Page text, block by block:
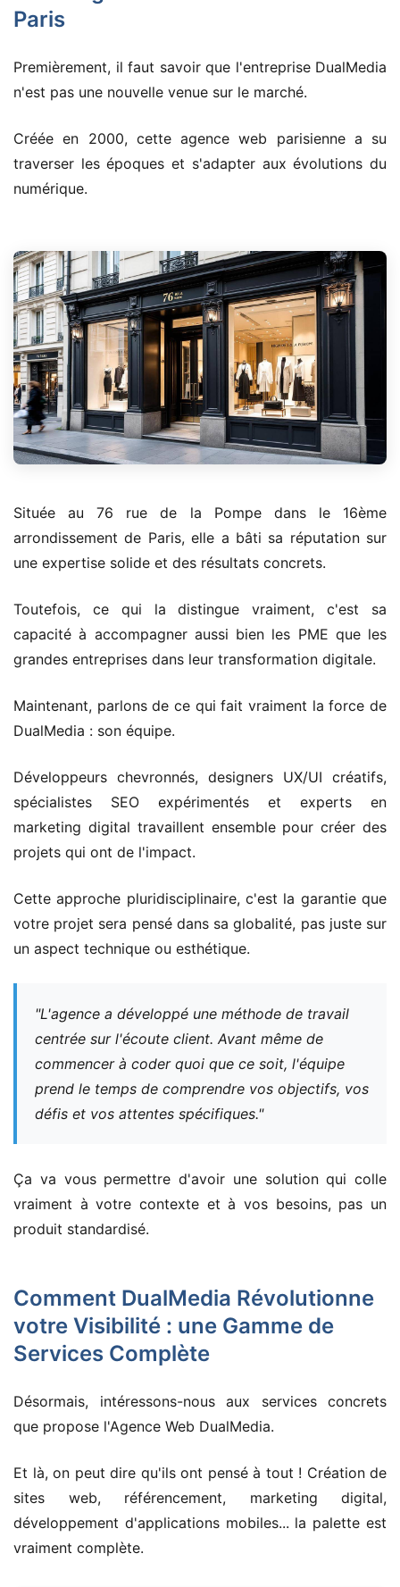
Paris
Premièrement, il faut savoir que l'entreprise DualMedia
n'est pas une nouvelle venue sur le marché.
Créée en 2000, cette agence web parisienne a su
traverser les époques et s'adapter aux évolutions du
numérique.
Située au 76 rue de la Pompe dans le 16ème
arrondissement de Paris, elle a bâti sa réputation sur
une expertise solide et des résultats concrets.
Toutefois, ce qui la distingue vraiment, c'est sa
capacité à accompagner aussi bien les PME que les
grandes entreprises dans leur transformation digitale.
Maintenant, parlons de ce qui fait vraiment la force de
DualMedia : son équipe.
Développeurs chevronnés, designers UX/UI créatifs,
spécialistes SEO expérimentés et experts en
marketing digital travaillent ensemble pour créer des
projets qui ont de l'impact.
Cette approche pluridisciplinaire, c'est la garantie que
votre projet sera pensé dans sa globalité, pas juste sur
un aspect technique ou esthétique.
"L'agence a développé une méthode de travail
centrée sur l'écoute client. Avant même de
commencer à coder quoi que ce soit, l'équipe
prend le temps de comprendre vos objectifs, vos
défis et vos attentes spécifiques."
Ça va vous permettre d'avoir une solution qui colle
vraiment à votre contexte et à vos besoins, pas un
produit standardisé.
Comment DualMedia Révolutionne
votre Visibilité : une Gamme de
Services Complète
Désormais, intéressons-nous aux services concrets
que propose l'Agence Web DualMedia.
Et là, on peut dire qu'ils ont pensé à tout ! Création de
sites web, référencement, marketing digital,
développement d'applications mobiles... la palette est
vraiment complète.